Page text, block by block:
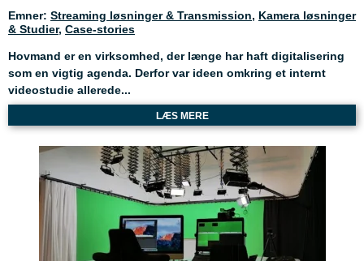
Emner: Streaming løsninger & Transmission, Kamera løsninger
& Studier, Case-stories
Hovmand er en virksomhed, der længe har haft digitalisering
som en vigtig agenda. Derfor var ideen omkring et internt
videostudie allerede...
LÆS MERE